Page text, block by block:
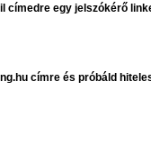
egy jelszókérő
címre és próbáld